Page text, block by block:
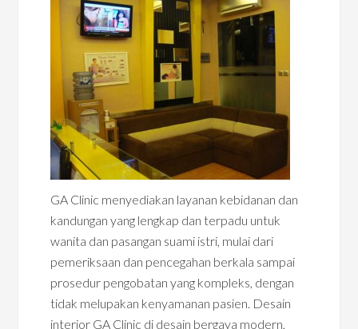
GA Clinic menyediakan layanan kebidanan dan
kandungan yang lengkap dan terpadu untuk
wanita dan pasangan suami istri, mulai dari
pemeriksaan dan pencegahan berkala sampai
prosedur pengobatan yang kompleks, dengan
tidak melupakan kenyamanan pasien. Desain
interior GA Clinic di desain bergaya modern,